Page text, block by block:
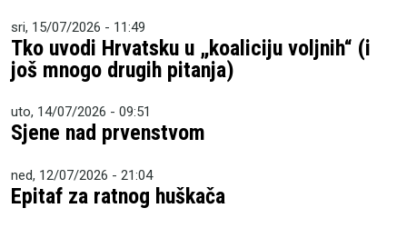
sri, 15/07/2026 - 11:49
Tko uvodi Hrvatsku u „koaliciju voljnih“ (i
još mnogo drugih pitanja)
uto, 14/07/2026 - 09:51
Sjene nad prvenstvom
ned, 12/07/2026 - 21:04
Epitaf za ratnog huškača